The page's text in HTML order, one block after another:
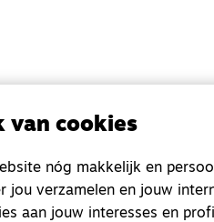
van cookies
nóg makkelijk en
jou verzamelen en jouw
aan jouw interesses en